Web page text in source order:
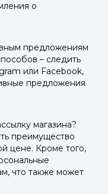
о
предложениям
– следить
или Facebook,
предложения
магазина?
преимущество
цене. Кроме того,
что также может